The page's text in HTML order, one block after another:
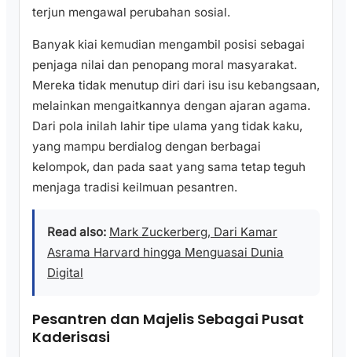
terjun mengawal perubahan sosial.
Banyak kiai kemudian mengambil posisi sebagai
penjaga nilai dan penopang moral masyarakat.
Mereka tidak menutup diri dari isu isu kebangsaan,
melainkan mengaitkannya dengan ajaran agama.
Dari pola inilah lahir tipe ulama yang tidak kaku,
yang mampu berdialog dengan berbagai
kelompok, dan pada saat yang sama tetap teguh
menjaga tradisi keilmuan pesantren.
Read also: Mark Zuckerberg, Dari Kamar
Asrama Harvard hingga Menguasai Dunia
Digital
Pesantren dan Majelis Sebagai Pusat
Kaderisasi